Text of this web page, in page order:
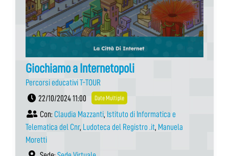
Giochiamo a Internetopoli
Percorsi educativi T-TOUR
22/10/2024 11:00
Date Multiple
Con: Claudia Mazzanti, Istituto di Informatica e
Telematica del Cnr, Ludoteca del Registro .it, Manuela
Moretti